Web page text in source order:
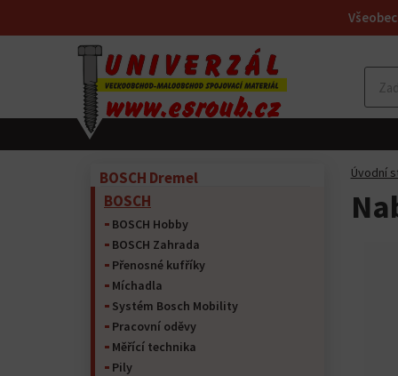
BOSCH Dremel
BOSCH
BOSCH Hobby
BOSCH Zahrada
Přenosné kufříky
Míchadla
Systém Bosch Mobility
Pracovní oděvy
Měřící technika
Pily
Úvodní